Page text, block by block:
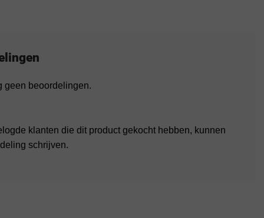
geen beoordelingen.
klanten die dit product gekocht hebben, kunnen
schrijven.